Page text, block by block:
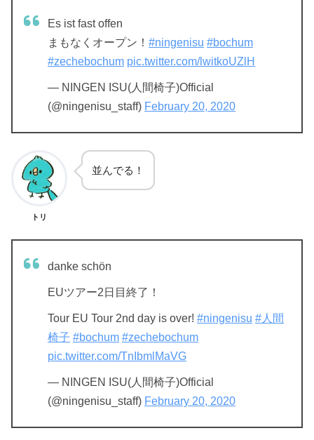
Es ist fast offen
まもなくオープン！ #ningenisu #bochum
#zechebochum pic.twitter.com/lwitkoUZlH
— NINGEN ISU(人間椅子)Official
(@ningenisu_staff) February 20, 2020
トリ
並んでる！
danke schön
EUツアー2日目終了！
Tour EU Tour 2nd day is over! #ningenisu #人間
椅子 #bochum #zechebochum
pic.twitter.com/TnIbmlMaVG
— NINGEN ISU(人間椅子)Official
(@ningenisu_staff) February 20, 2020